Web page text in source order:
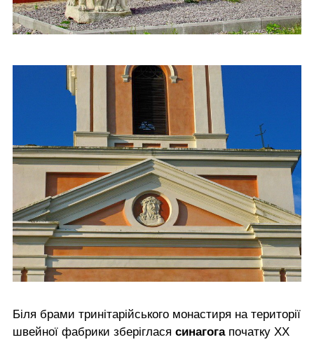
Біля брами тринітарійського монастиря на території
швейної фабрики зберіглася синагога початку ХХ